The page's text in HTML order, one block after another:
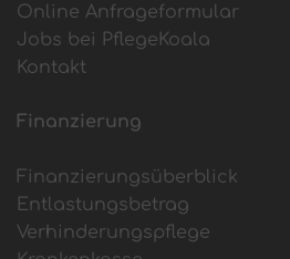
Online Anfrageformular
Jobs bei PflegeKoala
Kontakt
Finanzierung
Finanzierungsüberblick
Entlastungsbetrag
Verhinderungspflege